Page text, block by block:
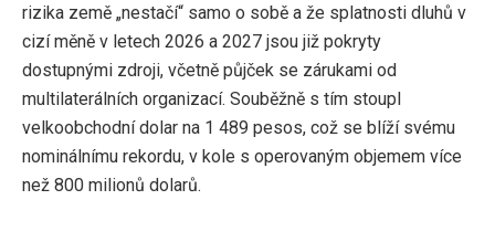
rizika země „nestačí“ samo o sobě a že splatnosti dluhů v
cizí měně v letech 2026 a 2027 jsou již pokryty
dostupnými zdroji, včetně půjček se zárukami od
multilaterálních organizací. Souběžně s tím stoupl
velkoobchodní dolar na 1 489 pesos, což se blíží svému
nominálnímu rekordu, v kole s operovaným objemem více
než 800 milionů dolarů.